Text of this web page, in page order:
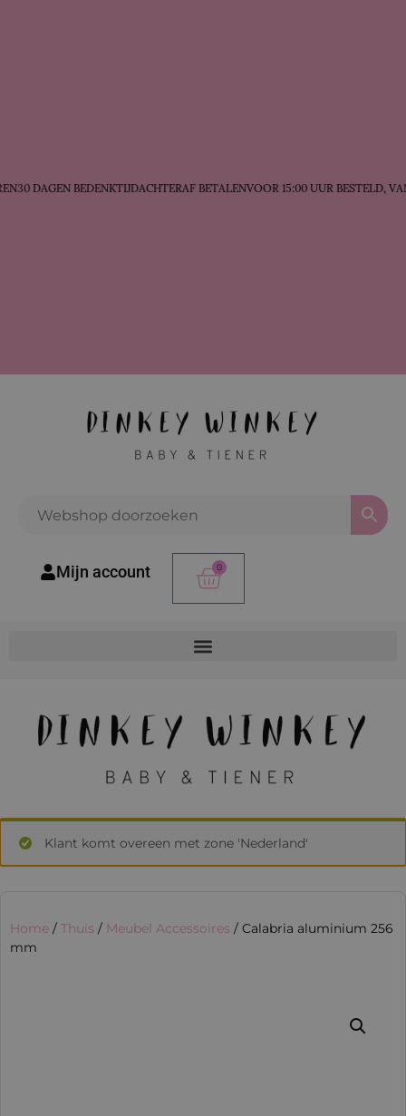
30 DAGEN BEDENKTIJDACHTERAF BETALENVOOR 15:00 UUR BESTELD,
Mijn account 0
Klant komt overeen met zone 'Nederland'
Home / Thuis / Meubel Accessoires / Calabria aluminium 256
mm